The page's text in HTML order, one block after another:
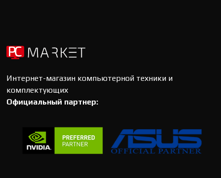
Интернет-магазин компьютерной техники и
комплектующих
Официальный партнер: